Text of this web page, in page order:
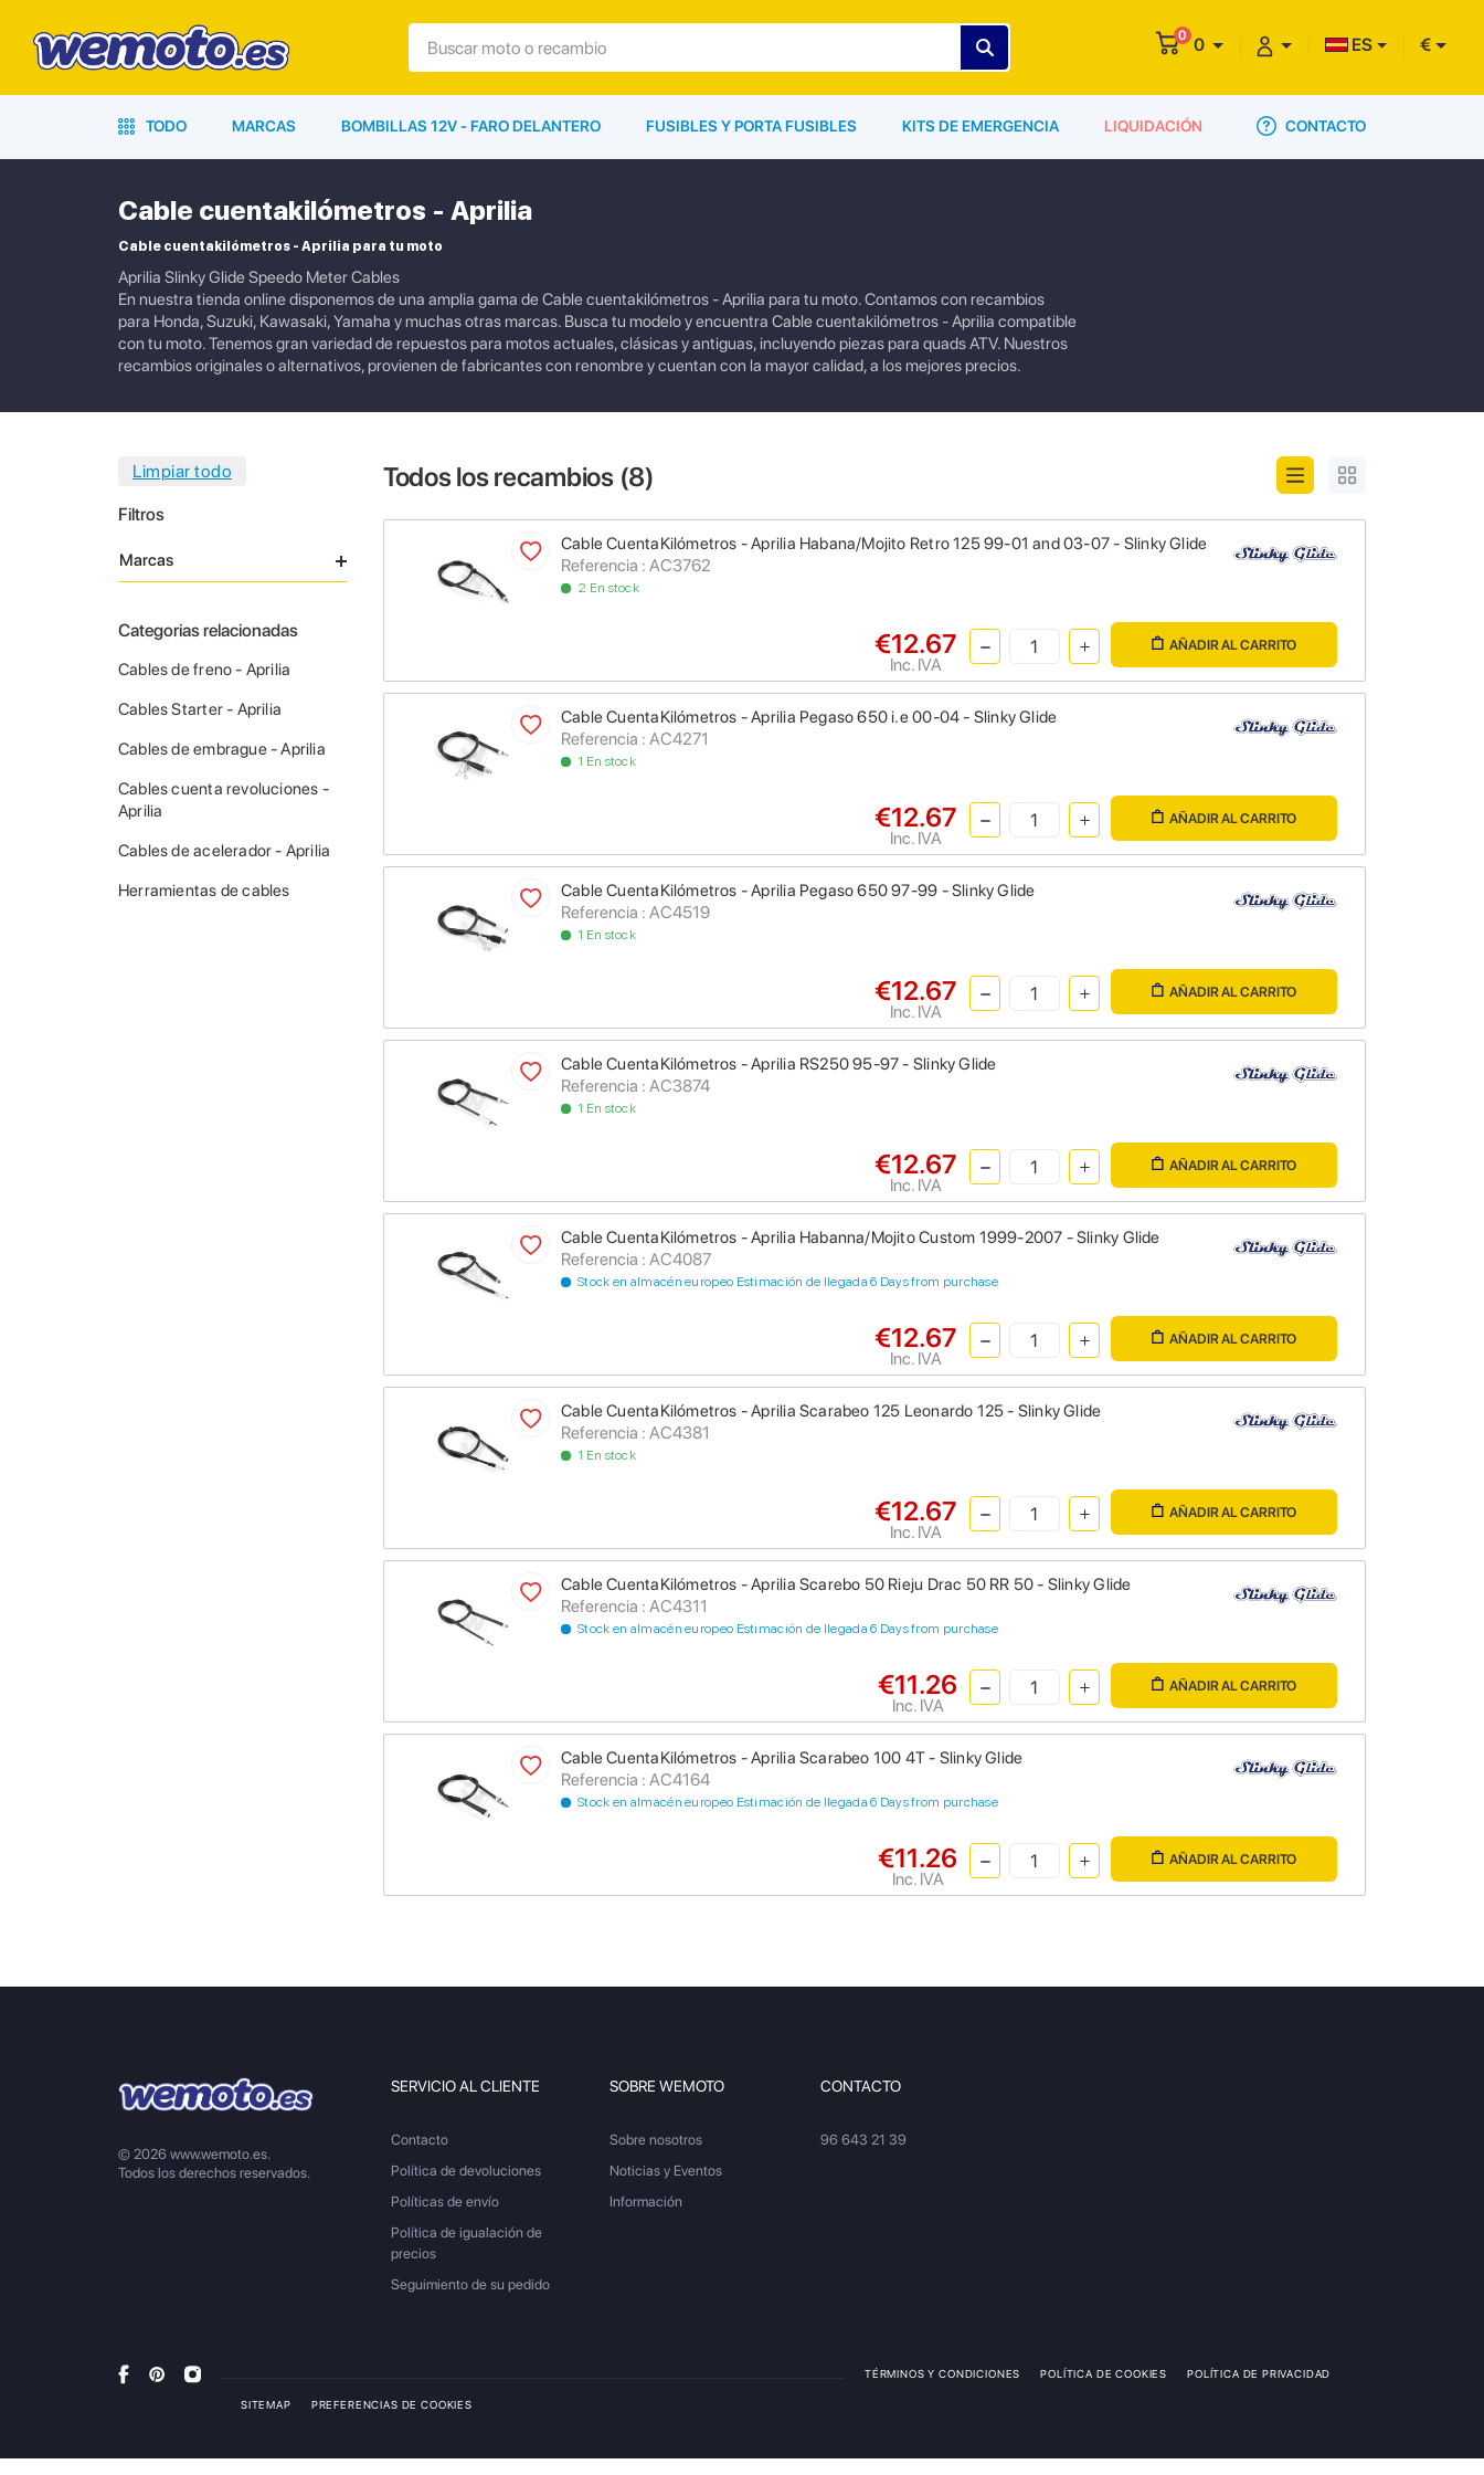
0 0 ES €
TODO MARCAS BOMBILLAS 12V - FARO DELANTERO FUSIBLES Y PORTA FUSIBLES KITS DE EMERGENCIA LIQUIDACIÓN CONTACTO
Cable cuentakilómetros - Aprilia
Cable cuentakilómetros - Aprilia para tu moto
Aprilia Slinky Glide Speedo Meter Cables
En nuestra tienda online disponemos de una amplia gama de Cable cuentakilómetros - Aprilia para tu moto. Contamos con recambios
para Honda, Suzuki, Kawasaki, Yamaha y muchas otras marcas. Busca tu modelo y encuentra Cable cuentakilómetros - Aprilia compatible
con tu moto. Tenemos gran variedad de repuestos para motos actuales, clásicas y antiguas, incluyendo piezas para quads ATV. Nuestros
recambios originales o alternativos, provienen de fabricantes con renombre y cuentan con la mayor calidad, a los mejores precios.
Filtros
Marcas
Categorias relacionadas
Cables de freno - Aprilia
Cables Starter - Aprilia
Cables de embrague - Aprilia
Cables cuenta revoluciones -
Aprilia
Cables de acelerador - Aprilia
Herramientas de cables
Todos los recambios (8)
Cable CuentaKilómetros - Aprilia Habana/Mojito Retro 125 99-01 and 03-07 - Slinky Glide
Referencia : AC3762
2 En stock
€12.67
Inc. IVA
AÑADIR AL CARRITO
Cable CuentaKilómetros - Aprilia Pegaso 650 i.e 00-04 - Slinky Glide
Referencia : AC4271
1 En stock
€12.67
Inc. IVA
AÑADIR AL CARRITO
Cable CuentaKilómetros - Aprilia Pegaso 650 97-99 - Slinky Glide
Referencia : AC4519
1 En stock
€12.67
Inc. IVA
AÑADIR AL CARRITO
Cable CuentaKilómetros - Aprilia RS250 95-97 - Slinky Glide
Referencia : AC3874
1 En stock
€12.67
Inc. IVA
AÑADIR AL CARRITO
Cable CuentaKilómetros - Aprilia Habanna/Mojito Custom 1999-2007 - Slinky Glide
Referencia : AC4087
Stock en almacén europeo Estimación de llegada 6 Days from purchase
€12.67
Inc. IVA
AÑADIR AL CARRITO
Cable CuentaKilómetros - Aprilia Scarabeo 125 Leonardo 125 - Slinky Glide
Referencia : AC4381
1 En stock
€12.67
Inc. IVA
AÑADIR AL CARRITO
Cable CuentaKilómetros - Aprilia Scarebo 50 Rieju Drac 50 RR 50 - Slinky Glide
Referencia : AC4311
Stock en almacén europeo Estimación de llegada 6 Days from purchase
€11.26
Inc. IVA
AÑADIR AL CARRITO
Cable CuentaKilómetros - Aprilia Scarabeo 100 4T - Slinky Glide
Referencia : AC4164
Stock en almacén europeo Estimación de llegada 6 Days from purchase
€11.26
Inc. IVA
AÑADIR AL CARRITO
© 2026 www.wemoto.es.
Todos los derechos reservados.
SERVICIO AL CLIENTE
Contacto
Política de devoluciones
Políticas de envío
Política de igualación de
precios
Seguimiento de su pedido
SOBRE WEMOTO
Sobre nosotros
Noticias y Eventos
Información
CONTACTO
96 643 21 39
TÉRMINOS Y CONDICIONES POLÍTICA DE COOKIES POLÍTICA DE PRIVACIDAD
SITEMAP PREFERENCIAS DE COOKIES